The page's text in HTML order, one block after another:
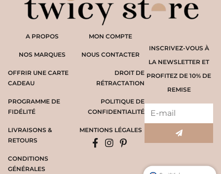
A PROPOS
NOS MARQUES
OFFRIR UNE CARTE
CADEAU
PROGRAMME DE
FIDÉLITÉ
LIVRAISONS &
RETOURS
CONDITIONS
GÉNÉRALES
INSCRIVEZ-VOUS À
LA NEWSLETTER ET
PROFITEZ DE 10% DE
REMISE
MON COMPTE
NOUS CONTACTER
DROIT DE
RÉTRACTATION
POLITIQUE DE
CONFIDENTIALITÉ
MENTIONS LÉGALES